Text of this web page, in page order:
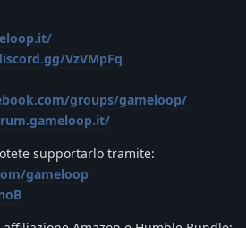
VzVMpFq
groups/gameloop/
supportarlo tramite:
gameloop